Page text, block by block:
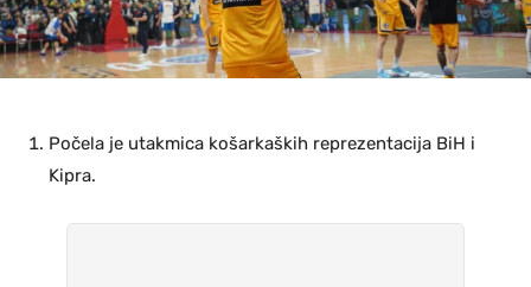
Počela je utakmica košarkaških reprezentacija BiH i
Kipra.